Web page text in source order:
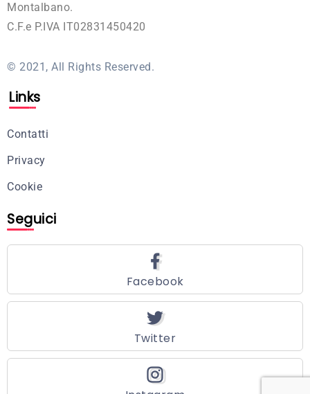
Montalbano.
C.F.e P.IVA IT02831450420
© 2021, All Rights Reserved.
Links
Contatti
Privacy
Cookie
Seguici
Facebook
Twitter